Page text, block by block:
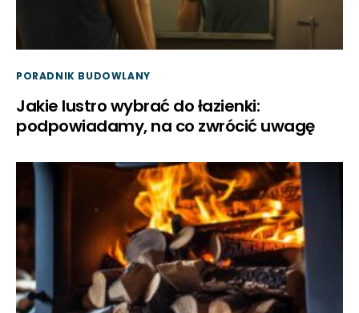
PORADNIK BUDOWLANY
Jakie lustro wybrać do łazienki:
podpowiadamy, na co zwrócić uwagę